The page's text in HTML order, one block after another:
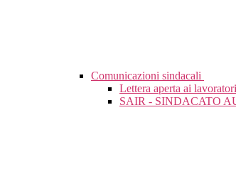
Comunicazioni sindacali
Lettera aperta ai
SAIR - SINDACATO